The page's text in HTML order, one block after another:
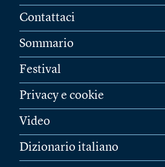
Contattaci
Sommario
Festival
Privacy e cookie
Video
Dizionario italiano